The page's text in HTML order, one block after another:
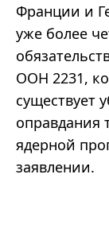
Франции и
уже более
ООН 2231,
существует
оправдания
ядерной
заявлении.